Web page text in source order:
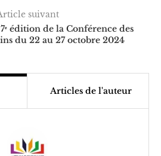
suivant
édition de la Conférence des
du 22 au 27 octobre 2024
Articles de l'auteur